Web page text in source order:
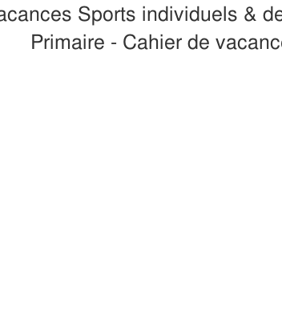
Sports individuels &
Primaire - Cahier de